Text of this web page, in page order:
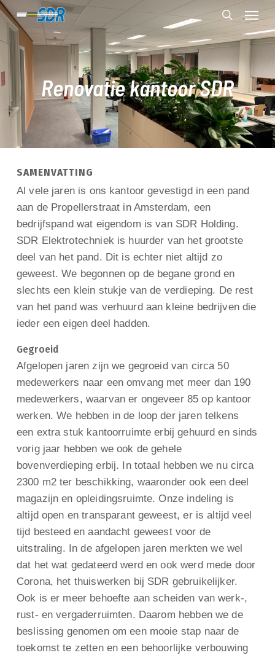
Skip
to
main
content
search
Menu
Renovatie kantoor SDR
SAMENVATTING
Al vele jaren is ons kantoor gevestigd in een pand
aan de Propellerstraat in Amsterdam, een
bedrijfspand wat eigendom is van SDR Holding.
SDR Elektrotechniek is huurder van het grootste
deel van het pand. Dit is echter niet altijd zo
geweest. We begonnen op de begane grond en
slechts een klein stukje van de verdieping. De rest
van het pand was verhuurd aan kleine bedrijven die
ieder een eigen deel hadden.
Gegroeid
Afgelopen jaren zijn we gegroeid van circa 50
medewerkers naar een omvang met meer dan 190
medewerkers, waarvan er ongeveer 85 op kantoor
werken. We hebben in de loop der jaren telkens
een extra stuk kantoorruimte erbij gehuurd en sinds
vorig jaar hebben we ook de gehele
bovenverdieping erbij. In totaal hebben we nu circa
2300 m2 ter beschikking, waaronder ook een deel
magazijn en opleidingsruimte. Onze indeling is
altijd open en transparant geweest, er is altijd veel
tijd besteed en aandacht geweest voor de
uitstraling. In de afgelopen jaren merkten we wel
dat het wat gedateerd werd en ook werd mede door
Corona, het thuiswerken bij SDR gebruikelijker.
Ook is er meer behoefte aan scheiden van werk-,
rust- en vergaderruimten. Daarom hebben we de
beslissing genomen om een mooie stap naar de
toekomst te zetten en een behoorlijke verbouwing